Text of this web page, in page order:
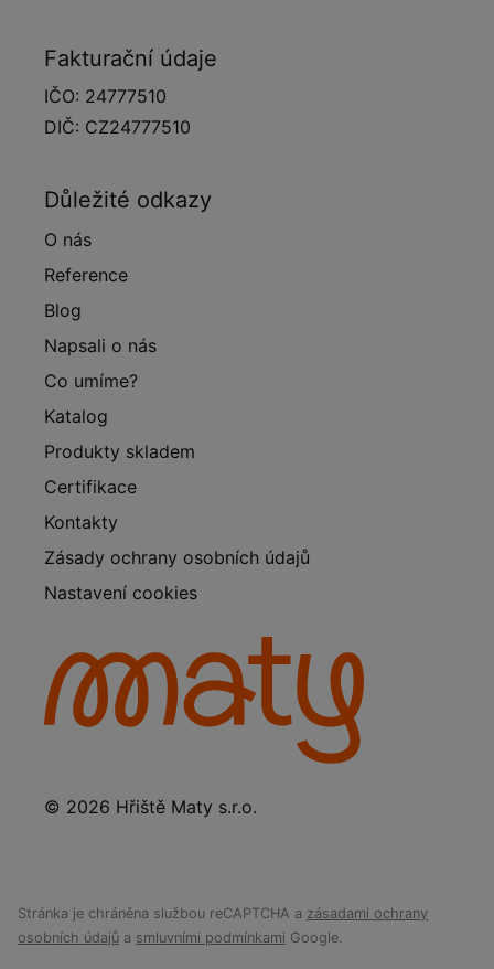
Fakturační údaje
IČO: 24777510
DIČ: CZ24777510
Důležité odkazy
O nás
Reference
Blog
Napsali o nás
Co umíme?
Katalog
Produkty skladem
Certifikace
Kontakty
Zásady ochrany osobních údajů
Nastavení cookies
© 2026 Hřiště Maty s.r.o.
Stránka je chráněna službou reCAPTCHA a zásadami ochrany
osobních údajů a smluvními podmínkami Google.